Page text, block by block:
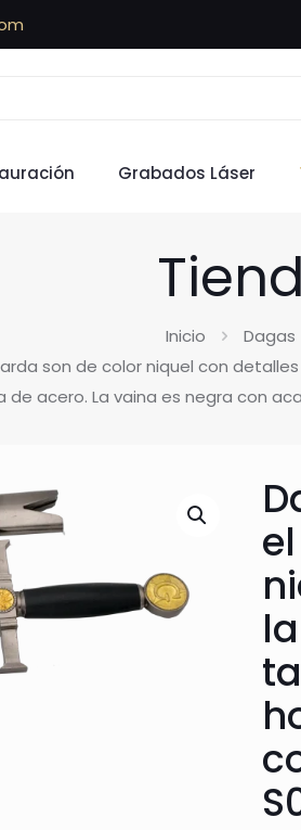
Grabados Láser
Inicio
Dagas
son de color niquel con
de acero. La vaina es negra con